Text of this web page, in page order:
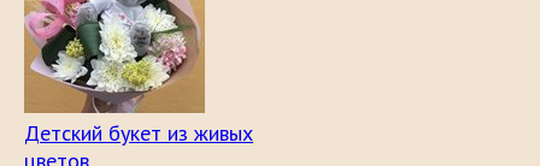
Детский букет из живых